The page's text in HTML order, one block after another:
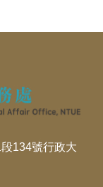
134號行政大